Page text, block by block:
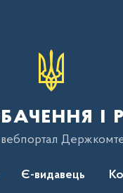
і
Є-видавець